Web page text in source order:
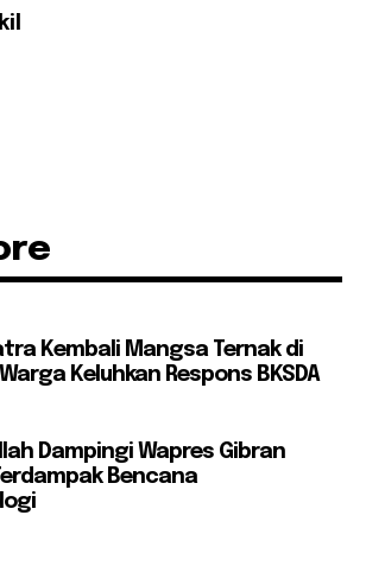
Kembali Mangsa Ternak di
Keluhkan Respons BKSDA
Dampingi Wapres Gibran
Bencana